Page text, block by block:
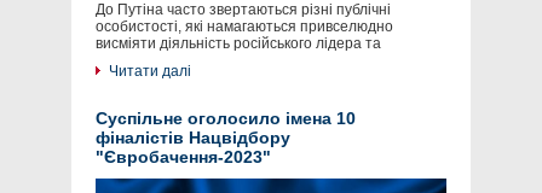
До Путіна часто звертаються різні публічні
особистості, які намагаються привселюдно
висміяти діяльність російського лідера та
Читати далі
Суспільне оголосило імена 10
фіналістів Нацвідбору
"Євробачення-2023"